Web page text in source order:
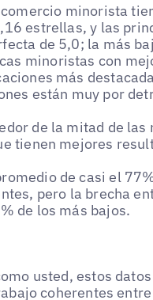
minorista
estrellas, y las
de 5,0; la más
minoristas con
más
están muy por
de la mitad de las
tienen mejores
de casi el
pero la brecha
de los más bajos.
usted, estos
coherentes